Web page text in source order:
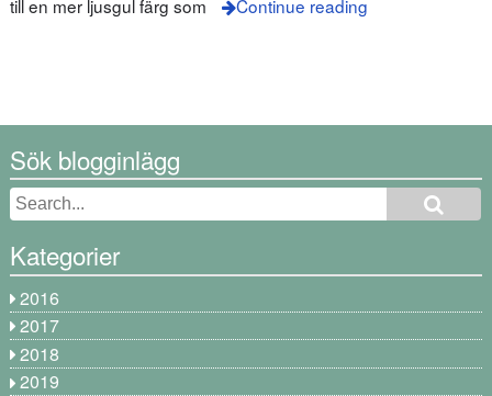
till en mer ljusgul färg som
Continue reading
Sök blogginlägg
Kategorier
2016
2017
2018
2019